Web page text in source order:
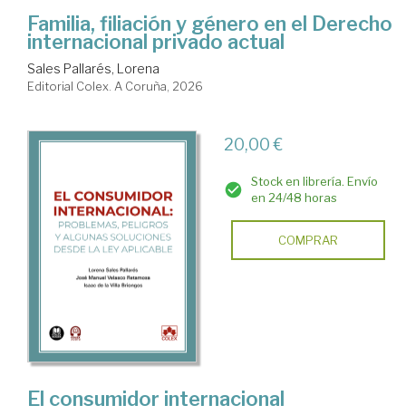
Familia, filiación y género en el Derecho
internacional privado actual
Sales Pallarés, Lorena
Editorial Colex. A Coruña, 2026
20,00 €
Stock en librería. Envío
en 24/48 horas
COMPRAR
El consumidor internacional